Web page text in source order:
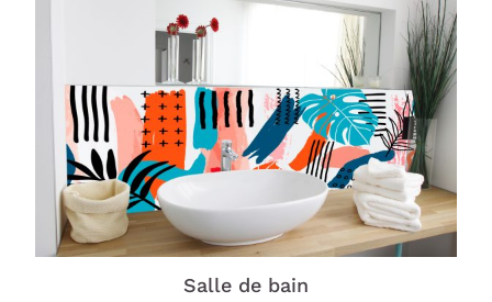
Salle de bain